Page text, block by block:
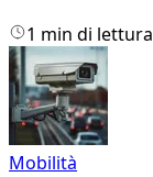
1 min di lettura
Mobilità